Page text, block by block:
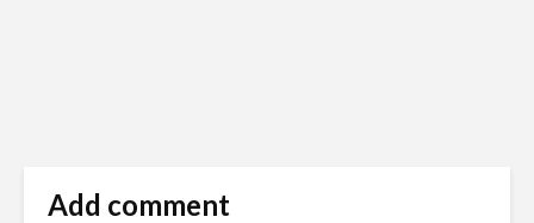
Add comment